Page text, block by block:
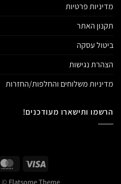
מדיניות פרטיות
תקנון האתר
ביטול עסקה
הצהרת נגישות
מדיניות משלוחים והחלפות/החזרות
הרשמו ותישארו מעודכנים!
© Flatsome Theme